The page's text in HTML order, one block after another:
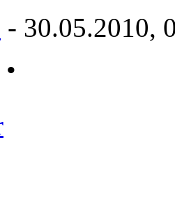
- 30.05.2010,
•